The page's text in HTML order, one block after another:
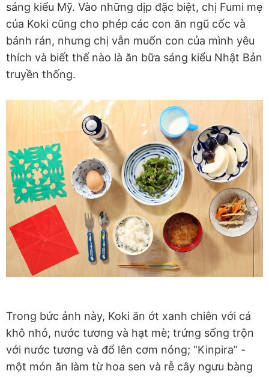
sáng kiểu Mỹ. Vào những dịp đặc biệt, chị Fumi mẹ
của Koki cũng cho phép các con ăn ngũ cốc và
bánh rán, nhưng chị vẫn muốn con của mình yêu
thích và biết thế nào là ăn bữa sáng kiểu Nhật Bản
truyền thống.
Trong bức ảnh này, Koki ăn ớt xanh chiên với cá
khô nhỏ, nước tương và hạt mè; trứng sống trộn
với nước tương và đổ lên cơm nóng; “Kinpira” -
một món ăn làm từ hoa sen và rễ cây ngưu bàng